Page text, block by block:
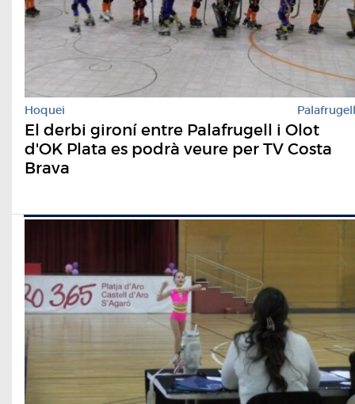
Hoquei Palafrugell
El derbi gironí entre Palafrugell i Olot
d'OK Plata es podrà veure per TV Costa
Brava